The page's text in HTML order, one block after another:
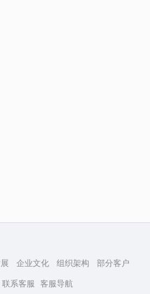
企业文化 组织架构 部分客户
联系客服 客服导航